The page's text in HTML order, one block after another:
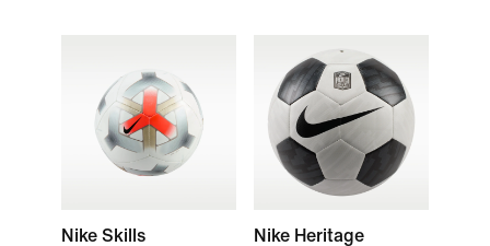
Nike Skills
Nike Heritage